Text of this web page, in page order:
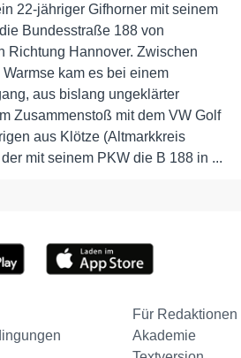
22-jähriger Gifhorner mit seinem
Bundesstraße 188 von
Richtung Hannover. Zwischen
kam es bei einem
aus bislang ungeklärter
Zusammenstoß mit dem VW Golf
aus Klötze (Altmarkkreis
mit seinem PKW die B 188 in ...
Für Redaktionen
Akademie